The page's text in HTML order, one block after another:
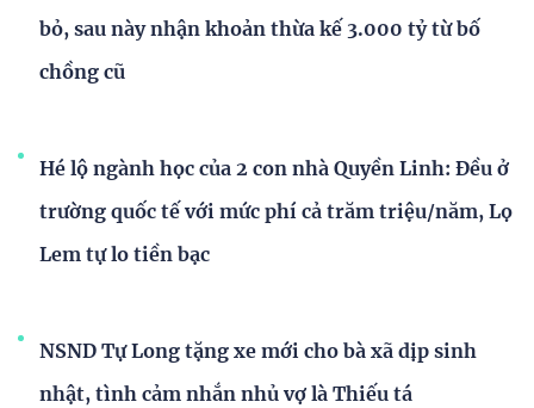
bỏ, sau này nhận khoản thừa kế 3.000 tỷ từ bố
chồng cũ
Hé lộ ngành học của 2 con nhà Quyền Linh: Đều ở
trường quốc tế với mức phí cả trăm triệu/năm, Lọ
Lem tự lo tiền bạc
NSND Tự Long tặng xe mới cho bà xã dịp sinh
nhật, tình cảm nhắn nhủ vợ là Thiếu tá